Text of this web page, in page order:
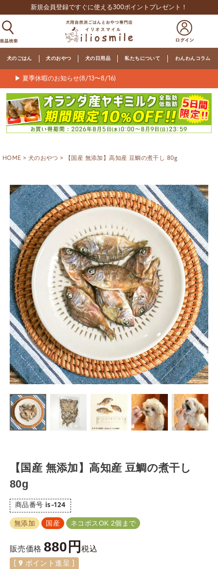
新規会員登録ですぐに使える300ポイントプレゼント！
犬のごはん 犬のおやつ 犬の日用品 私たちについて わんわんコラム
▶ 夏季休暇のお知らせ(8/13〜8/16)
HOME 犬のおやつ 【国産 無添加】高知産 豆鯛の煮干し 80g
【国産 無添加】高知産 豆鯛の煮干し
80g
商品番号 is-124
無添加 国産 ネコポスOK 2個まで
販売価格 880 税込
9 ポイント進呈 ]